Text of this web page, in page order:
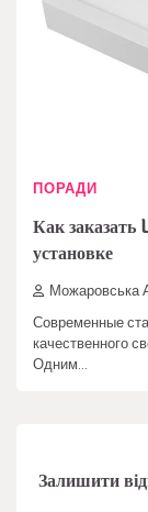
ПОРАДИ
Как
установке
Можаровська
Современные
качественного
Одним…
Залишити